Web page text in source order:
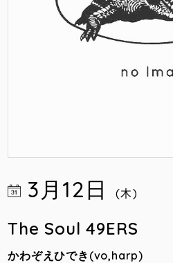
3月12日 (木)
The Soul 49ERS
かわぞえひでき(vo,harp)